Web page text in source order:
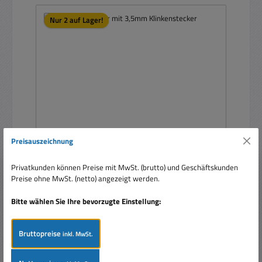
Nur 2 auf Lager!
Stereo Kopfhörer mit 3,5mm Klinkenstecker
Preisauszeichnung
Privatkunden können Preise mit MwSt. (brutto) und Geschäftskunden
Preise ohne MwSt. (netto) angezeigt werden.
Bitte wählen Sie Ihre bevorzugte Einstellung:
Bruttopreiseinkl. MwSt.